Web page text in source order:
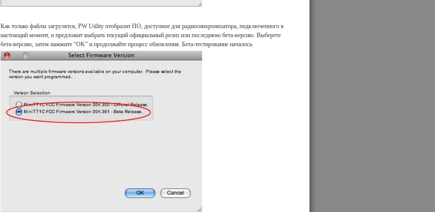
Как только файлы загрузятся, PW Utility отобразит ПО, доступное для радиосинхронизатора, подключенного в
настоящий момент, и предложит выбрать текущий официальный релиз или последнюю бета-версию. Выберете
бета-версию, затем нажмите “OK” и продолжайте процесс обновления. Бета-тестирование началось.